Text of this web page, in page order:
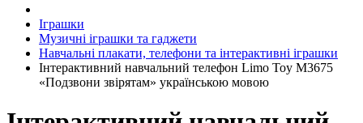
Іграшки
Музичні іграшки та гаджети
Навчальні плакати, телефони та інтерактивні іграшки
Інтерактивний навчальний телефон Limo Toy M3675
«Подзвони звірятам» українською мовою